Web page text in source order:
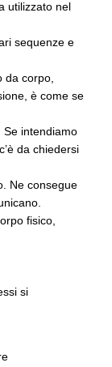
utilizzato nel
sequenze e
da corpo,
è come se
Se intendiamo
da chiedersi
Ne consegue
fisico,
si